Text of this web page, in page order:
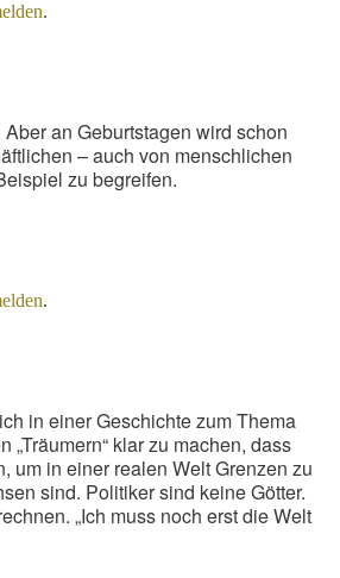
.
an Geburtstagen wird schon
– auch von menschlichen
zu begreifen.
.
in einer Geschichte zum Thema
„Träumern“ klar zu machen, dass
um in einer realen Welt Grenzen zu
sind. Politiker sind keine Götter.
„Ich muss noch erst die Welt